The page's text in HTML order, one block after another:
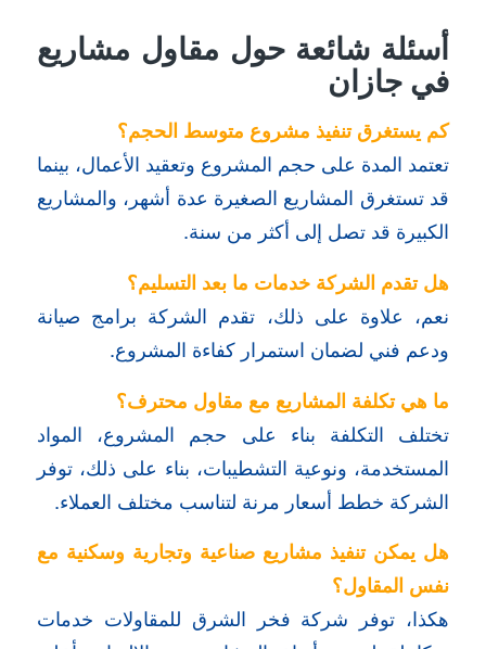
أسئلة شائعة حول مقاول مشاريع
في جازان
كم يستغرق تنفيذ مشروع متوسط الحجم؟
تعتمد المدة على حجم المشروع وتعقيد الأعمال، بينما
قد تستغرق المشاريع الصغيرة عدة أشهر، والمشاريع
الكبيرة قد تصل إلى أكثر من سنة.
هل تقدم الشركة خدمات ما بعد التسليم؟
نعم، علاوة على ذلك، تقدم الشركة برامج صيانة
ودعم فني لضمان استمرار كفاءة المشروع.
ما هي تكلفة المشاريع مع مقاول محترف؟
تختلف التكلفة بناء على حجم المشروع، المواد
المستخدمة، ونوعية التشطيبات، بناء على ذلك، توفر
الشركة خطط أسعار مرنة لتناسب مختلف العملاء.
هل يمكن تنفيذ مشاريع صناعية وتجارية وسكنية مع
نفس المقاول؟
هكذا، توفر شركة فخر الشرق للمقاولات خدمات